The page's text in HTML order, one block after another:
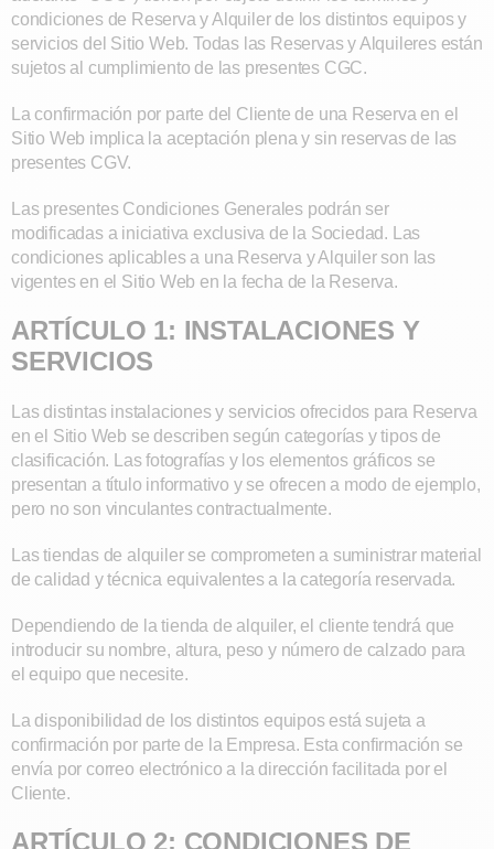
condiciones de Reserva y Alquiler de los distintos equipos y
servicios del Sitio Web. Todas las Reservas y Alquileres están
sujetos al cumplimiento de las presentes CGC.
La confirmación por parte del Cliente de una Reserva en el
Sitio Web implica la aceptación plena y sin reservas de las
presentes CGV.
Las presentes Condiciones Generales podrán ser
modificadas a iniciativa exclusiva de la Sociedad. Las
condiciones aplicables a una Reserva y Alquiler son las
vigentes en el Sitio Web en la fecha de la Reserva.
ARTÍCULO 1: INSTALACIONES Y
SERVICIOS
Las distintas instalaciones y servicios ofrecidos para Reserva
en el Sitio Web se describen según categorías y tipos de
clasificación. Las fotografías y los elementos gráficos se
presentan a título informativo y se ofrecen a modo de ejemplo,
pero no son vinculantes contractualmente.
Las tiendas de alquiler se comprometen a suministrar material
de calidad y técnica equivalentes a la categoría reservada.
Dependiendo de la tienda de alquiler, el cliente tendrá que
introducir su nombre, altura, peso y número de calzado para
el equipo que necesite.
La disponibilidad de los distintos equipos está sujeta a
confirmación por parte de la Empresa. Esta confirmación se
envía por correo electrónico a la dirección facilitada por el
Cliente.
ARTÍCULO 2: CONDICIONES DE